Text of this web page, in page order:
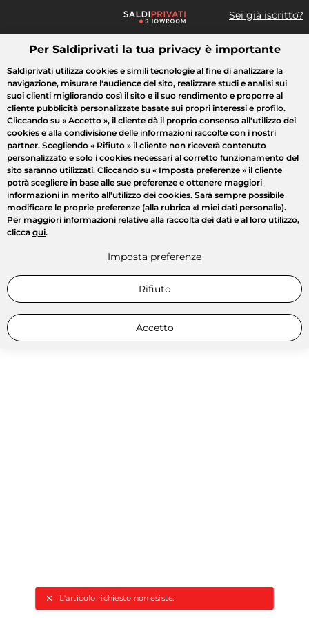
Sei già iscritto?
Cosa cerchi?
L'articolo richiesto non esiste.
Tutte le vendite Moda Casa Bellezza Elettrodomestici
Per Saldiprivati la tua privacy è importante
Saldiprivati utilizza cookies e simili tecnologie al fine di analizzare la
navigazione, misurare l'audience del sito, realizzare studi e analisi sui
suoi clienti migliorando così il sito e il suo rendimento e proporre al
cliente pubblicità personalizzate basate sui propri interessi e profilo.
Cliccando su « Accetto », il cliente dà il proprio consenso all'utilizzo dei
cookies e alla condivisione delle informazioni raccolte con i nostri
partner. Scegliendo « Rifiuto » il cliente non riceverà contenuto
personalizzato e solo i cookies necessari al corretto funzionamento del
sito saranno utilizzati. Cliccando su « Imposta preferenze » il cliente
potrà scegliere in base alle sue preferenze e ottenere maggiori
informazioni in merito all'utilizzo dei cookies. Sarà sempre possibile
modificare le proprie preferenze (alla rubrica «I miei dati personali»).
Per maggiori informazioni relative alla raccolta dei dati e al loro utilizzo,
clicca qui.
Imposta preferenze
Rifiuto
Accetto